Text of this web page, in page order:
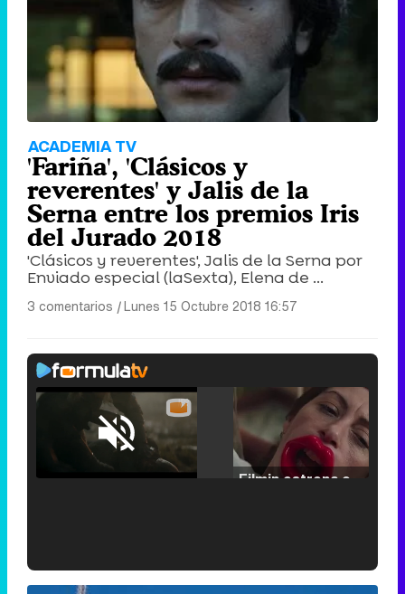
ACADEMIA TV
'Fariña', 'Clásicos y
reverentes' y Jalis de la
Serna entre los premios Iris
del Jurado 2018
'Clásicos y reverentes', Jalis de la Serna por
Enviado especial (laSexta), Elena de ...
3 comentarios |Lunes 15 Octubre 2018 16:57
Unmute /
Loaded:
25.30%
'120 Minutos' celebra sus 2.000 programas en Telemadrid con un vídeo del día a día en la redacción